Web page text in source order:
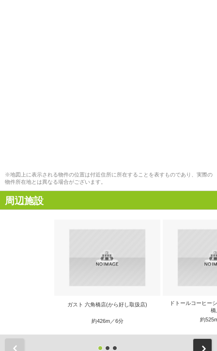
※地図上に表示される物件の位置は付近住所に所在することを表すものであり、実際の
物件所在地とは異なる場合がございます。
周辺施設
ガスト 六角橋店(から好し取扱店)
約426m／6分
ドトールコーヒー
橋
約